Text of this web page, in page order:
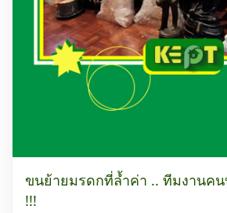
ขนย้ายมรดกที่ล้ำค่า .. ทีมงานคน
!!!